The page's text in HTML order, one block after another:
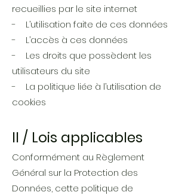
recueillies par le site internet
- L’utilisation faite de ces données
- L’accès à ces données
- Les droits que possèdent les
utilisateurs du site
- La politique liée à l’utilisation de
cookies
II / Lois applicables
Conformément au Règlement
Général sur la Protection des
Données, cette politique de